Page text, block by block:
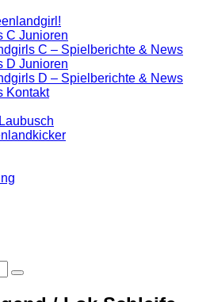
C Junioren
C – Spielberichte & News
D Junioren
D – Spielberichte & News
Kontakt